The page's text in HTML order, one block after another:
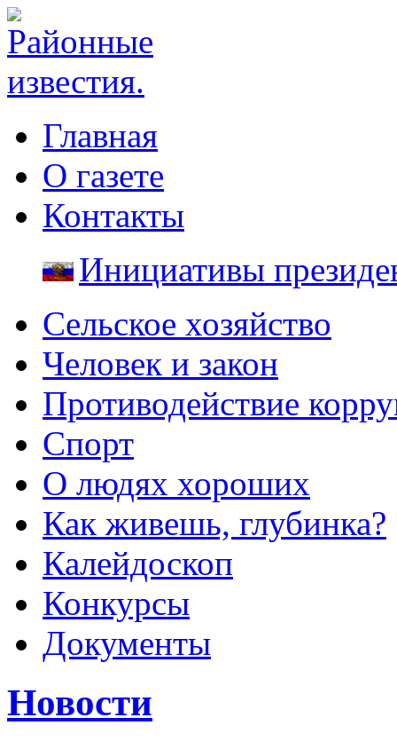
Главная
О газете
Контакты
Инициативы
Сельское хозяйство
Человек и закон
Противодействие
Спорт
О людях хороших
Как живешь, глубинка?
Калейдоскоп
Конкурсы
Документы
Новости